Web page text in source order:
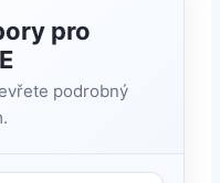
pro
podrobný